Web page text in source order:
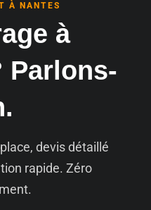
À NANTES
à
Parlons-
devis détaillé
rapide. Zéro